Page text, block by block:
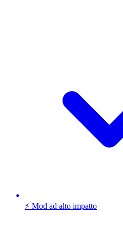
⚡ Mod ad alto impatto